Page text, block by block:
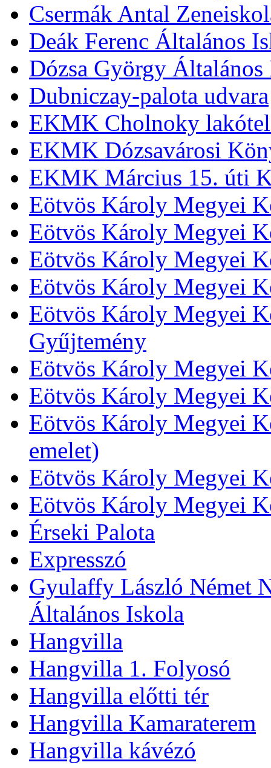
Csermák Antal
Deák Ferenc Általános
Dózsa György Általános
Dubniczay-palota udvara
EKMK Cholnoky
EKMK Dózsavárosi
EKMK Március 15. úti
Eötvös Károly Megyei
Eötvös Károly Megyei
Eötvös Károly Megyei
Eötvös Károly Megyei
Eötvös Károly Megyei
Gyűjtemény
Eötvös Károly Megyei
Eötvös Károly Megyei
Eötvös Károly Megyei
emelet)
Eötvös Károly Megyei
Eötvös Károly Megyei
Érseki Palota
Expresszó
Gyulaffy László Német
Általános Iskola
Hangvilla
Hangvilla 1. Folyosó
Hangvilla előtti tér
Hangvilla Kamaraterem
Hangvilla kávézó